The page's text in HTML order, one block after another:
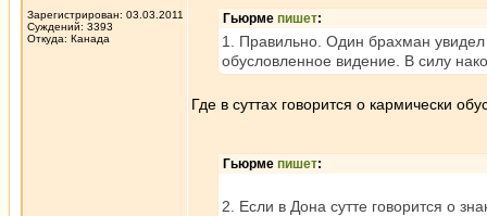
Зарегистрирован: 03.03.2011
Суждений: 3393
Откуда: Канада
Гьюрме пишет:
1. Правильно. Один брахман
обусловленное видение. В силу
Где в суттах говорится о кармически
Гьюрме пишет:
2. Если в Дона сутте говорится о